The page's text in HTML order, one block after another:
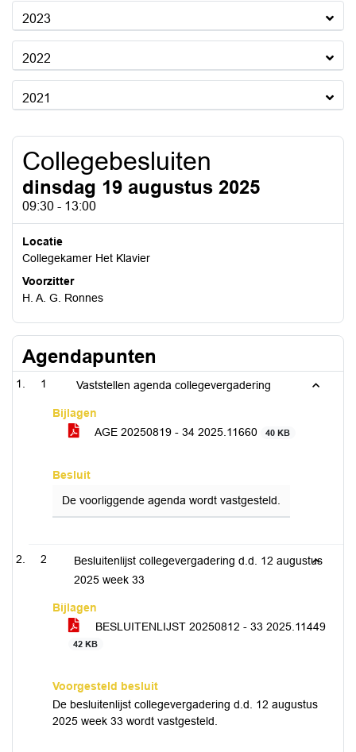
2023
2022
2021
Collegebesluiten
dinsdag 19 augustus 2025
09:30 - 13:00
Locatie
Collegekamer Het Klavier
Voorzitter
H. A. G. Ronnes
Agendapunten
1 Vaststellen agenda collegevergadering
Bijlagen
AGE 20250819 - 34 2025.11660
40 KB
Besluit
De voorliggende agenda wordt vastgesteld.
2
Besluitenlijst collegevergadering d.d. 12 augustus
2025 week 33
Bijlagen
BESLUITENLIJST 20250812 - 33 2025.11449
42 KB
Voorgesteld besluit
De besluitenlijst collegevergadering d.d. 12 augustus
2025 week 33 wordt vastgesteld.